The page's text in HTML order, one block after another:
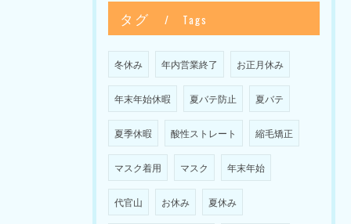
タグ Tags
冬休み 年内営業終了 お正月休み
年末年始休暇 夏バテ防止 夏バテ
夏季休暇 酸性ストレート 縮毛矯正
マスク着用 マスク 年末年始
代官山 お休み 夏休み